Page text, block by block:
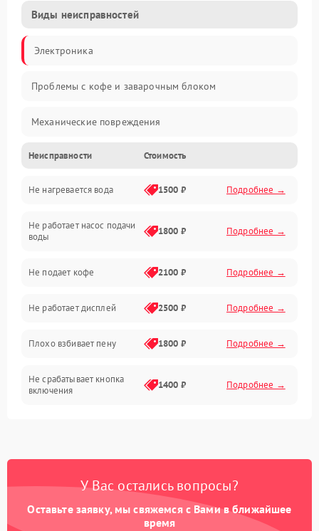
Виды неисправностей
Электроника
Проблемы с кофе и заварочным блоком
Механические повреждения
Прочие неисправности
Включение и работа
Проблемы с водой
Неисправности Стоимость
Не нагревается вода 1500 ₽ Подробнее →
Не работает насос подачи
воды
1800 ₽ Подробнее →
Не подает кофе 2100 ₽ Подробнее →
Не работает дисплей 2500 ₽ Подробнее →
Плохо взбивает пену 1800 ₽ Подробнее →
Не срабатывает кнопка
включения
1400 ₽ Подробнее →
Постоянные сбои в работе 1500 ₽ Подробнее →
У Вас остались вопросы?
Оставьте заявку, мы свяжемся с Вами в ближайшее
время